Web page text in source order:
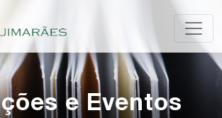
e Eventos